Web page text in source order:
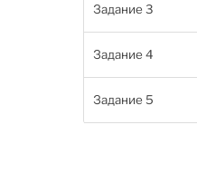
Задание 3
Задание 4
Задание 5